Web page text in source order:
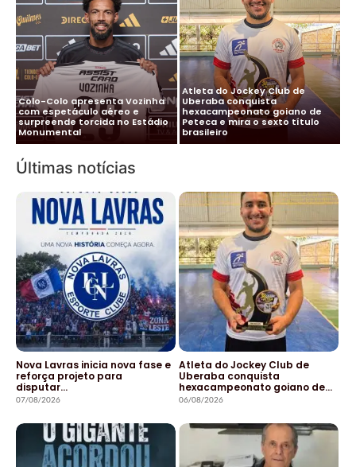
Colo-Colo apresenta Vozinha
com espetáculo aéreo e
surpreende torcida no Estádio
Monumental
Atleta do Jockey Club de
Uberaba conquista
hexacampeonato goiano de
Peteca e mira o sexto título
brasileiro
Últimas notícias
Nova Lavras inicia nova fase e
reforça projeto para
disputar…
07/08/2026
Atleta do Jockey Club de
Uberaba conquista
hexacampeonato goiano de…
06/08/2026